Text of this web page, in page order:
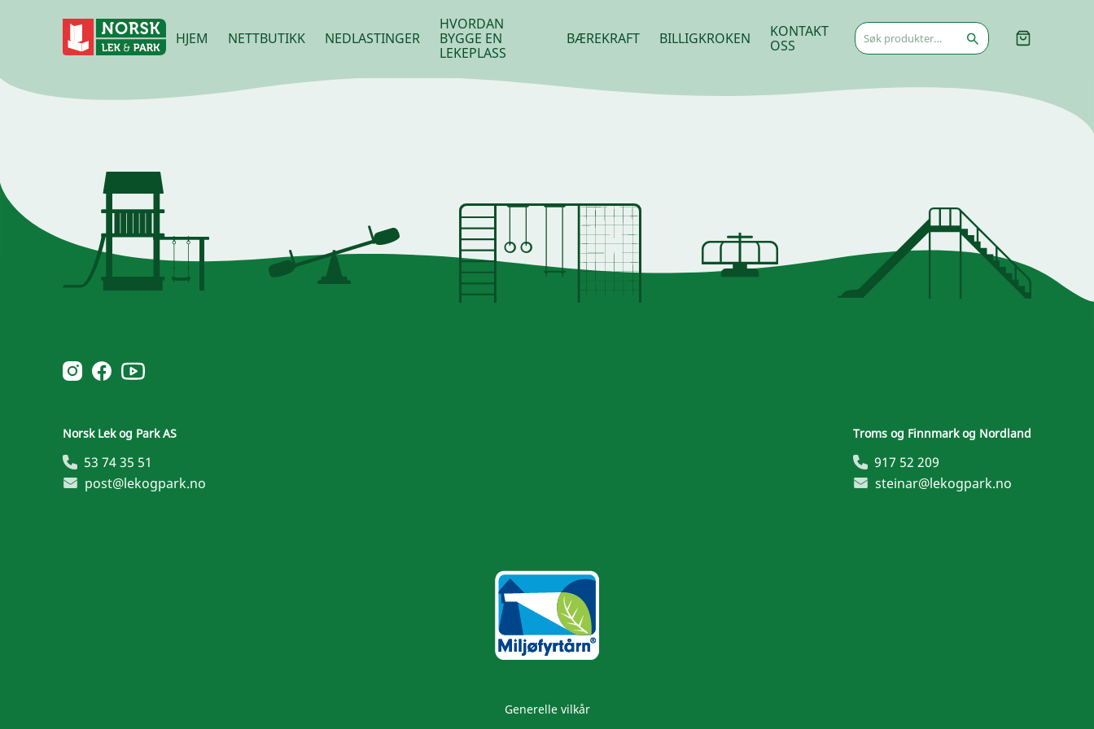
HJEM NETTBUTIKK NEDLASTINGER
HVORDAN
BYGGE EN
LEKEPLASS
BÆREKRAFT BILLIGKROKEN
KONTAKT
OSS
Søk
etter:
Norsk Leg & Park instagram
Norsk Leg & Park facebook
Norsk Leg & Park youtube
Norsk Lek og Park AS
53 74 35 51
post@lekogpark.no
Troms og Finnmark og Nordland
917 52 209
steinar@lekogpark.no
Generelle vilkår